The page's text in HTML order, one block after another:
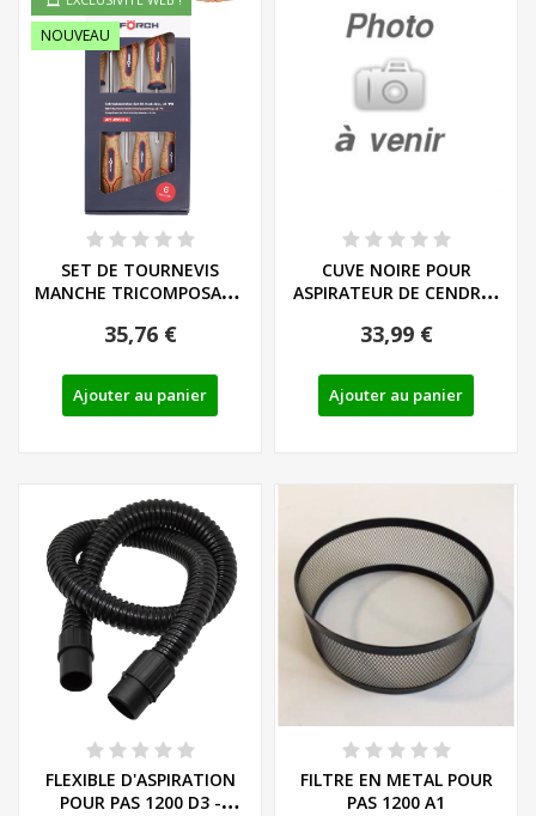
NOUVEAU
SET DE TOURNEVIS
MANCHE TRICOMPOSANT
35,76 €
Ajouter au panier
CUVE NOIRE POUR
ASPIRATEUR DE CENDRES
33,99 €
Ajouter au panier
FLEXIBLE D'ASPIRATION
POUR PAS 1200 D3 -
FILTRE EN METAL POUR
PAS 1200 A1